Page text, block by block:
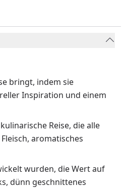
bringt, indem sie
Inspiration und einem
Reise, die alle
aromatisches
wurden, die Wert auf
dünn geschnittenes